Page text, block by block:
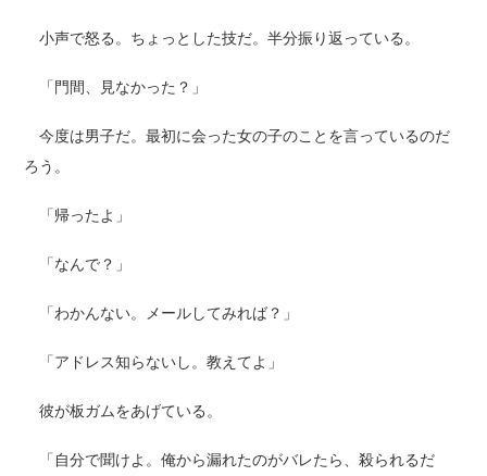
小声で怒る。ちょっとした技だ。半分振り返っている。
「門間、見なかった？」
今度は男子だ。最初に会った女の子のことを言っているのだ
ろう。
「帰ったよ」
「なんで？」
「わかんない。メールしてみれば？」
「アドレス知らないし。教えてよ」
彼が板ガムをあげている。
「自分で聞けよ。俺から漏れたのがバレたら、殺られるだ